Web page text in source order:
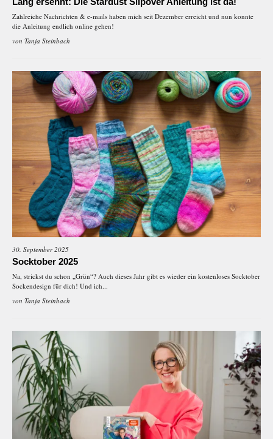
Zahlreiche Nachrichten & e-mails haben mich seit Dezember erreicht und nun konnte
die Anleitung endlich online gehen!
von Tanja Steinbach
30. September 2025
Socktober 2025
Na, strickst du schon „Grün“? Auch dieses Jahr gibt es wieder ein kostenloses Socktober
Sockendesign für dich! Und ich...
von Tanja Steinbach